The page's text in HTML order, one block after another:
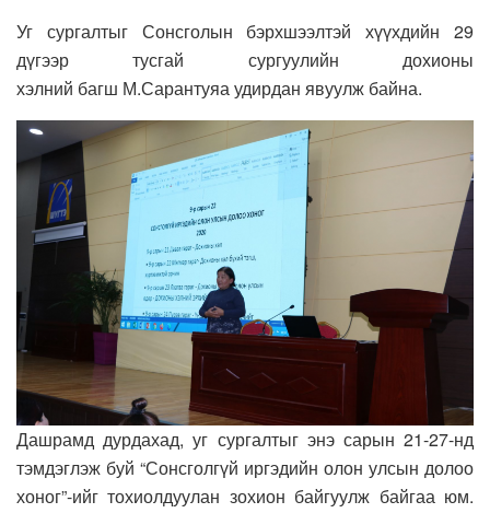
Уг сургалтыг Сонсголын бэрхшээлтэй хүүхдийн 29
дүгээр тусгай сургуулийн дохионы
хэлний багш М.Сарантуяа удирдан явуулж байна.
Дашрамд дурдахад, уг сургалтыг энэ сарын 21-27-нд
тэмдэглэж буй “Сонсголгүй иргэдийн олон улсын долоо
хоног”-ийг тохиолдуулан зохион байгуулж байгаа юм.